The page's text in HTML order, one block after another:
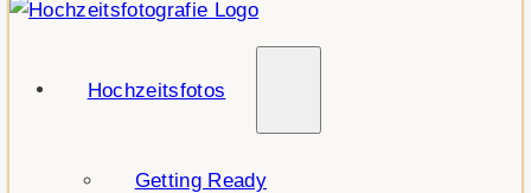
Hochzeitsfotos
Getting Ready